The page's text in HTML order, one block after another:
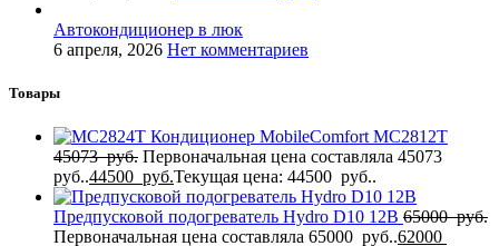
Автокондиционер в люк
6 апреля, 2026 Нет комментариев
Товары
Кондиционер MobileComfort MC2812T
45073руб. Первоначальная цена составляла 45073
руб..44500 руб.Текущая цена: 44500 руб..
Предпусковой подогреватель Hydro D10 12В 65000руб.
Первоначальная цена составляла 65000 руб..62000